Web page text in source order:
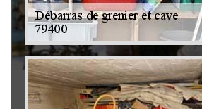
Antiquaire 79